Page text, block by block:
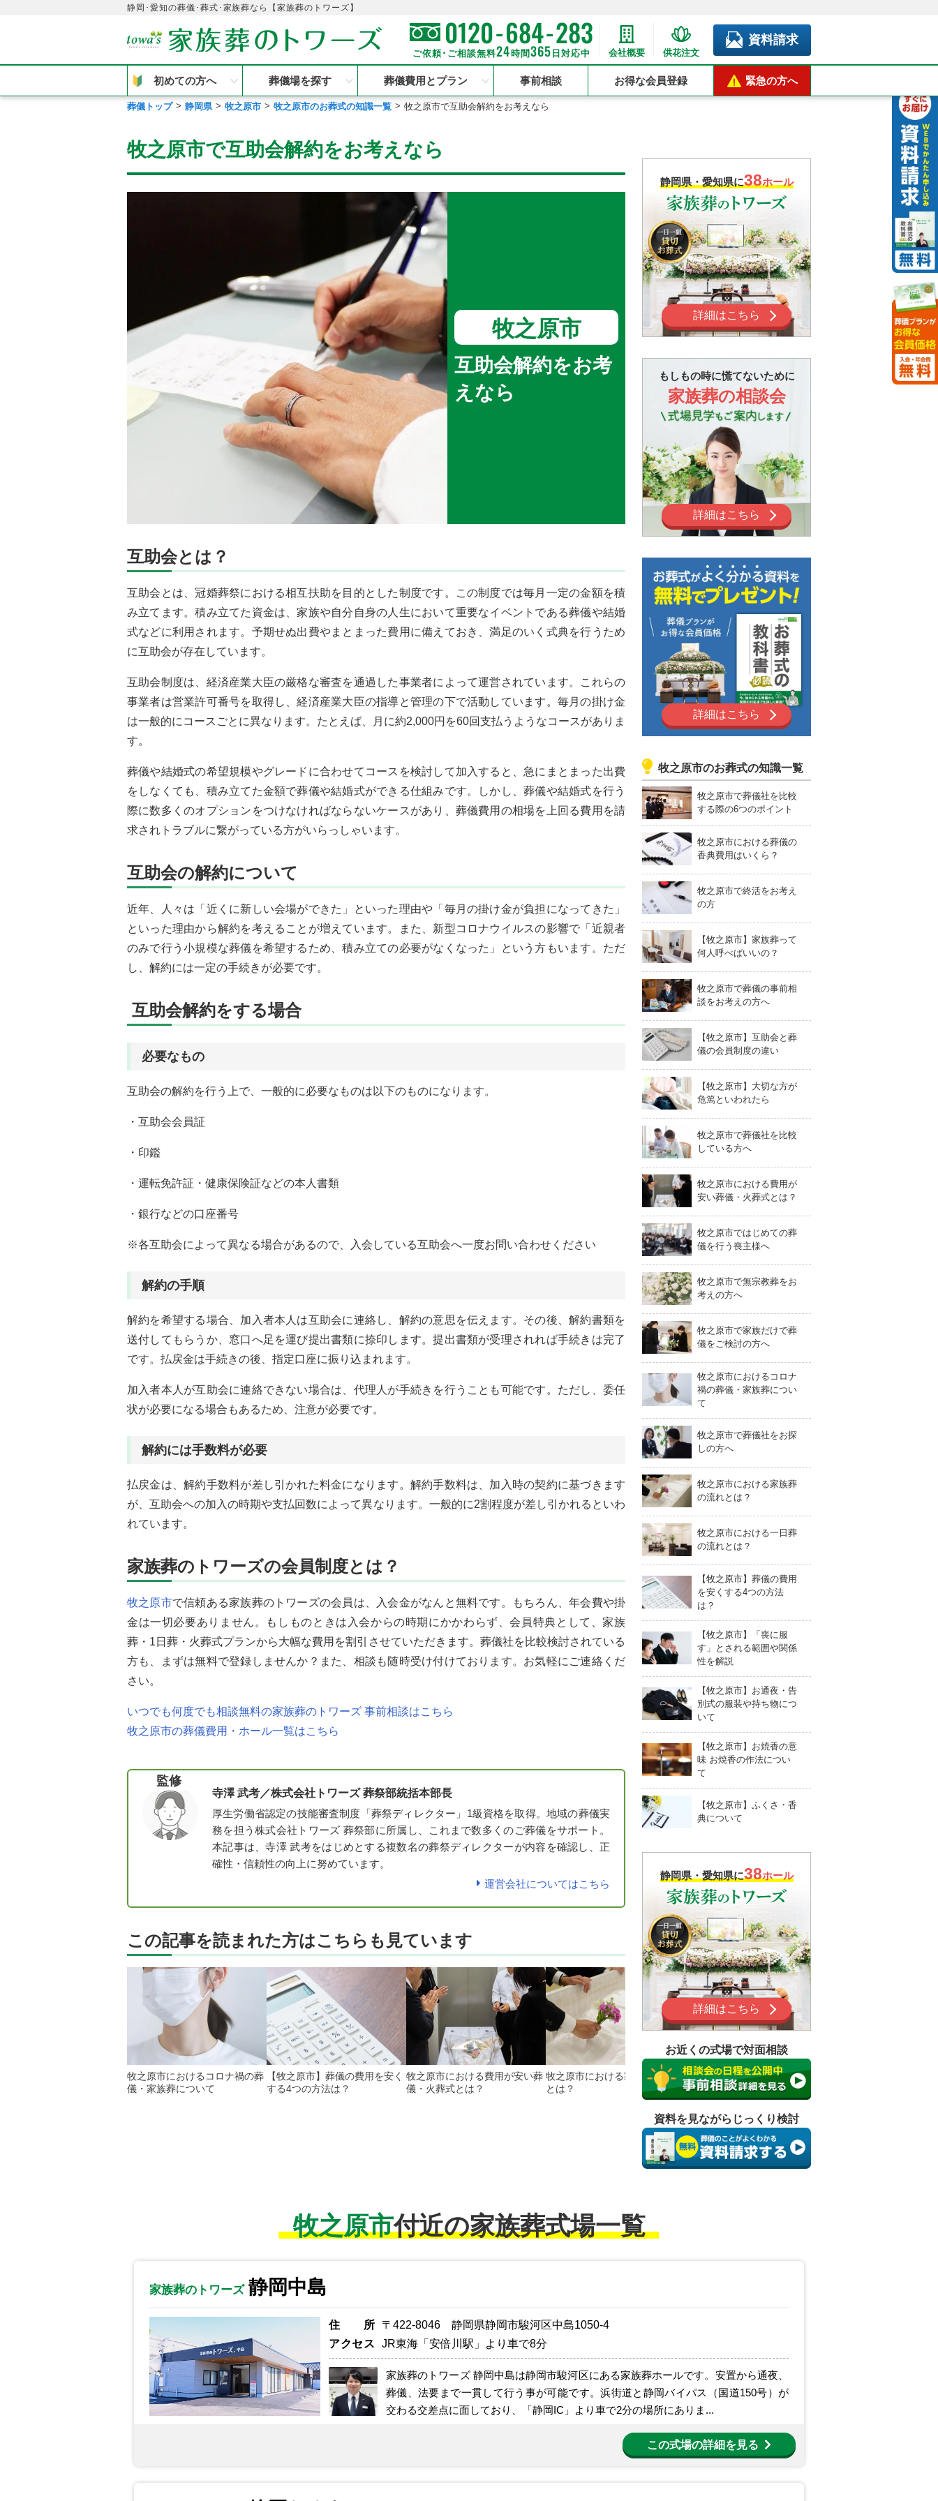
静岡･愛知の葬儀･葬式･家族葬なら【家族葬のトワーズ】
0120-684-283
ご依頼･ご相談無料24時間365 日対応中 会社概要 供花注文
資料請求
初めての方へ 葬儀場を探す 葬儀費用とプラン 事前相談 お得な会員登録 緊急の方へ
葬儀トップ 静岡県 牧之原市 牧之原市のお葬式の知識一覧 牧之原市で互助会解約をお考えなら
牧之原市で互助会解約をお考えなら
牧之原市
互助会解約をお考
えなら
互助会とは？
互助会とは、冠婚葬祭における相互扶助を目的とした制度です。この制度では毎月一定の金額を積
み立てます。積み立てた資金は、家族や自分自身の人生において重要なイベントである葬儀や結婚
式などに利用されます。予期せぬ出費やまとまった費用に備えておき、満足のいく式典を行うため
に互助会が存在しています。
互助会制度は、経済産業大臣の厳格な審査を通過した事業者によって運営されています。これらの
事業者は営業許可番号を取得し、経済産業大臣の指導と管理の下で活動しています。毎月の掛け金
は一般的にコースごとに異なります。たとえば、月に約2,000円を60回支払うようなコースがありま
す。
葬儀や結婚式の希望規模やグレードに合わせてコースを検討して加入すると、急にまとまった出費
をしなくても、積み立てた金額で葬儀や結婚式ができる仕組みです。しかし、葬儀や結婚式を行う
際に数多くのオプションをつけなければならないケースがあり、葬儀費用の相場を上回る費用を請
求されトラブルに繋がっている方がいらっしゃいます。
互助会の解約について
近年、人々は「近くに新しい会場ができた」といった理由や「毎月の掛け金が負担になってきた」
といった理由から解約を考えることが増えています。また、新型コロナウイルスの影響で「近親者
のみで行う小規模な葬儀を希望するため、積み立ての必要がなくなった」という方もいます。ただ
し、解約には一定の手続きが必要です。
互助会解約をする場合
必要なもの
互助会の解約を行う上で、一般的に必要なものは以下のものになります。
・互助会会員証
・印鑑
・運転免許証・健康保険証などの本人書類
・銀行などの口座番号
※各互助会によって異なる場合があるので、入会している互助会へ一度お問い合わせください
解約の手順
解約を希望する場合、加入者本人は互助会に連絡し、解約の意思を伝えます。その後、解約書類を
送付してもらうか、窓口へ足を運び提出書類に捺印します。提出書類が受理されれば手続きは完了
です。払戻金は手続きの後、指定口座に振り込まれます。
加入者本人が互助会に連絡できない場合は、代理人が手続きを行うことも可能です。ただし、委任
状が必要になる場合もあるため、注意が必要です。
解約には手数料が必要
払戻金は、解約手数料が差し引かれた料金になります。解約手数料は、加入時の契約に基づきます
が、互助会への加入の時期や支払回数によって異なります。一般的に2割程度が差し引かれるといわ
れています。
家族葬のトワーズの会員制度とは？
牧之原市で信頼ある家族葬のトワーズの会員は、入会金がなんと無料です。もちろん、年会費や掛
金は一切必要ありません。もしものときは入会からの時期にかかわらず、会員特典として、家族
葬・1日葬・火葬式プランから大幅な費用を割引させていただきます。葬儀社を比較検討されている
方も、まずは無料で登録しませんか？また、相談も随時受け付けております。お気軽にご連絡くだ
さい。
いつでも何度でも相談無料の家族葬のトワーズ 事前相談はこちら
牧之原市の葬儀費用・ホール一覧はこちら
監修
寺澤 武考／株式会社トワーズ 葬祭部統括本部長
厚生労働省認定の技能審査制度「葬祭ディレクター」1級資格を取得。地域の葬儀実
務を担う株式会社トワーズ 葬祭部に所属し、これまで数多くのご葬儀をサポート。
本記事は、寺澤 武考をはじめとする複数名の葬祭ディレクターが内容を確認し、正
確性・信頼性の向上に努めています。
運営会社についてはこちら
この記事を読まれた方はこちらも見ています
牧之原市におけるコロナ禍の葬
儀・家族葬について
【牧之原市】葬儀の費用を安く
する4つの方法は？
牧之原市における費用が安い葬
儀・火葬式とは？
牧之原市における家族葬の流れ
とは？
牧之原市ではじめての葬儀を行
う喪主様へ
静岡県・愛知県に38ホール
詳細はこちら
もしもの時に慌てないために
家族葬の相談会
詳細はこちら
詳細はこちら
牧之原市のお葬式の知識一覧
牧之原市で葬儀社を比較
する際の6つのポイント
牧之原市における葬儀の
香典費用はいくら？
牧之原市で終活をお考え
の方
【牧之原市】家族葬って
何人呼べばいいの？
牧之原市で葬儀の事前相
談をお考えの方へ
【牧之原市】互助会と葬
儀の会員制度の違い
【牧之原市】大切な方が
危篤といわれたら
牧之原市で葬儀社を比較
している方へ
牧之原市における費用が
安い葬儀・火葬式とは？
牧之原市ではじめての葬
儀を行う喪主様へ
牧之原市で無宗教葬をお
考えの方へ
牧之原市で家族だけで葬
儀をご検討の方へ
牧之原市におけるコロナ
禍の葬儀・家族葬につい
て
牧之原市で葬儀社をお探
しの方へ
牧之原市における家族葬
の流れとは？
牧之原市における一日葬
の流れとは？
【牧之原市】葬儀の費用
を安くする4つの方法
は？
【牧之原市】「喪に服
す」とされる範囲や関係
性を解説
【牧之原市】お通夜・告
別式の服装や持ち物につ
いて
【牧之原市】お焼香の意
味 お焼香の作法につい
て
【牧之原市】ふくさ・香
典について
静岡県・愛知県に38ホール
詳細はこちら
お近くの式場で対面相談
資料を見ながらじっくり検討
牧之原市付近の家族葬式場一覧
家族葬のトワーズ 静岡中島
住所
〒422-8046 静岡県静岡市駿河区中島1050-4
アクセス
JR東海「安倍川駅」より車で8分
家族葬のトワーズ 静岡中島は静岡市駿河区にある家族葬ホールです。安置から通夜、
葬儀、法要まで一貫して行う事が可能です。浜街道と静岡バイパス（国道150号）が
交わる交差点に面しており、「静岡IC」より車で2分の場所にありま...
この式場の詳細を見る